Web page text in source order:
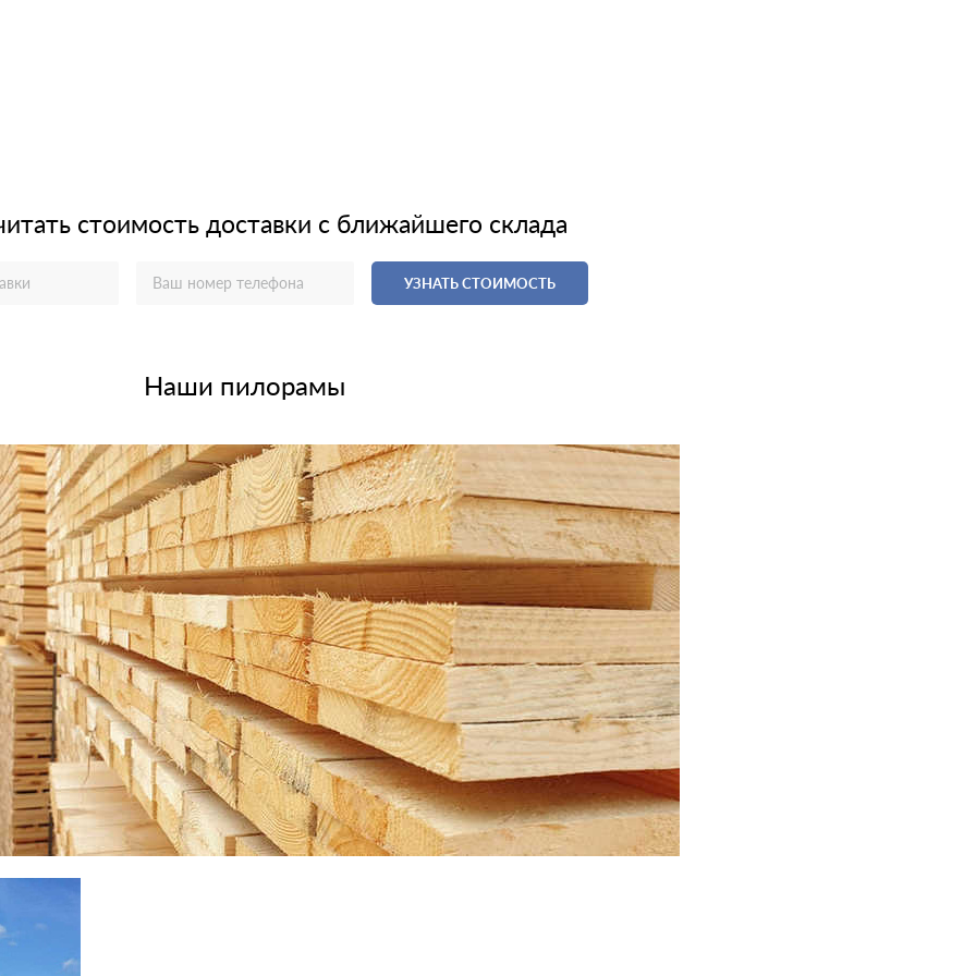
стоимость доставки с ближайшего склада
УЗНАТЬ СТОИМОСТЬ
Наши пилорамы